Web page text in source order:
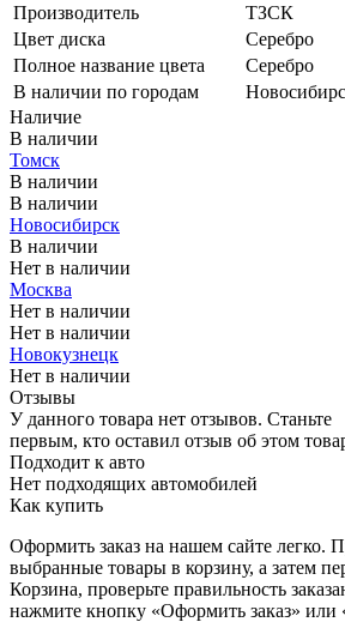
Производитель
ТЗСК
Цвет диска
Серебро
Полное название цвета
Серебро
В наличии по городам
Наличие
В наличии
Томск
В наличии
В наличии
Новосибирск
В наличии
Нет в наличии
Москва
Нет в наличии
Нет в наличии
Новокузнецк
Нет в наличии
Отзывы
У данного товара нет отзывов. Станьте
первым, кто оставил отзыв об этом
Подходит к авто
Нет подходящих автомобилей
Как купить
Оформить заказ на нашем сайте легко.
выбранные товары в корзину, а затем
Корзина, проверьте правильность
нажмите кнопку «Оформить заказ» или